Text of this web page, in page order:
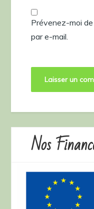
Prévenez-moi
par e-mail.
Nos